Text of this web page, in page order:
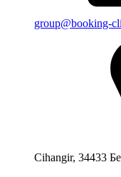
group@booking-
Cihangir, 34433